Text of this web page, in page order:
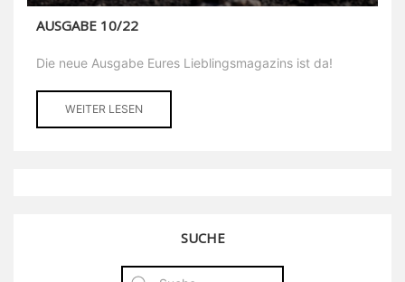
AUSGABE 10/22
Die neue Ausgabe Eures Lieblingsmagazins ist da!
WEITER LESEN
SUCHE